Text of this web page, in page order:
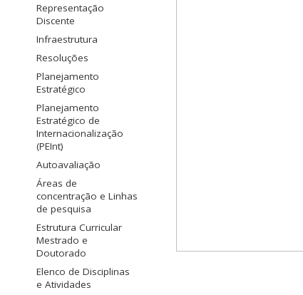
Representação
Discente
Infraestrutura
Resoluções
Planejamento
Estratégico
Planejamento
Estratégico de
Internacionalização
(PEInt)
Autoavaliação
Áreas de
concentração e Linhas
de pesquisa
Estrutura Curricular
Mestrado e
Doutorado
Elenco de Disciplinas
e Atividades